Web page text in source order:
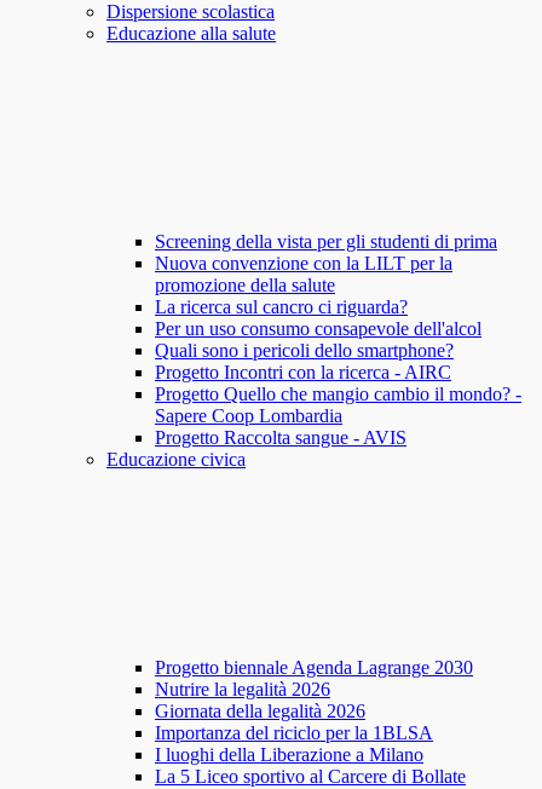
Dispersione scolastica
Educazione alla salute
Screening della vista per gli studenti di prima
Nuova convenzione con la LILT per la
promozione della salute
La ricerca sul cancro ci riguarda?
Per un uso consumo consapevole dell'alcol
Quali sono i pericoli dello smartphone?
Progetto Incontri con la ricerca - AIRC
Progetto Quello che mangio cambio il mondo? -
Sapere Coop Lombardia
Progetto Raccolta sangue - AVIS
Educazione civica
Progetto biennale Agenda Lagrange 2030
Nutrire la legalità 2026
Giornata della legalità 2026
Importanza del riciclo per la 1BLSA
I luoghi della Liberazione a Milano
La 5 Liceo sportivo al Carcere di Bollate